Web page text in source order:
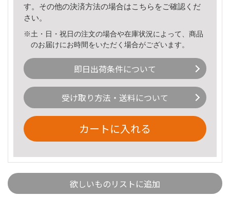
す。その他の決済方法の場合はこちら をご確認くだ
さい。
※土・日・祝日の注文の場合や在庫状況によって、商品
のお届けにお時間をいただく場合がございます。
即日出荷条件について
受け取り方法・送料について
カートに入れる
欲しいものリストに追加